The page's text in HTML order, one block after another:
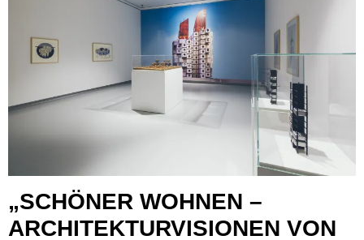
„SCHÖNER WOHNEN –
ARCHITEKTURVISIONEN VON